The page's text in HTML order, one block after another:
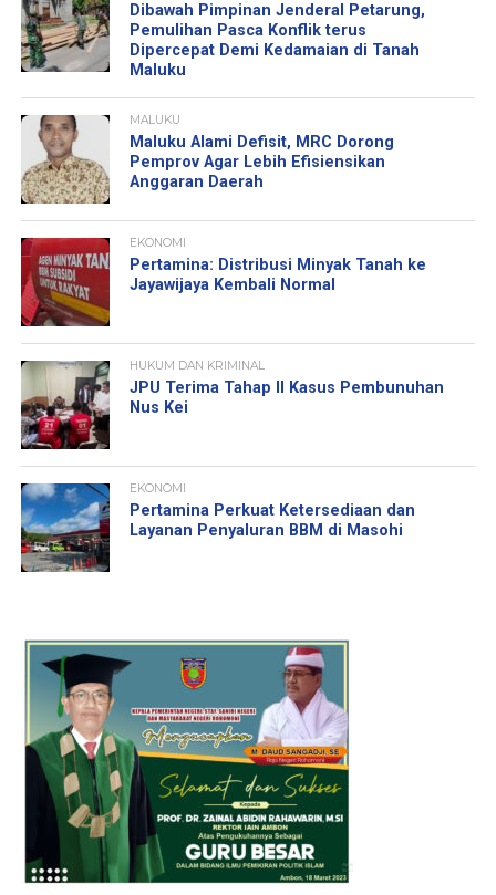
Dibawah Pimpinan Jenderal Petarung,
Pemulihan Pasca Konflik terus
Dipercepat Demi Kedamaian di Tanah
Maluku
MALUKU
Maluku Alami Defisit, MRC Dorong
Pemprov Agar Lebih Efisiensikan
Anggaran Daerah
EKONOMI
Pertamina: Distribusi Minyak Tanah ke
Jayawijaya Kembali Normal
HUKUM DAN KRIMINAL
JPU Terima Tahap II Kasus Pembunuhan
Nus Kei
EKONOMI
Pertamina Perkuat Ketersediaan dan
Layanan Penyaluran BBM di Masohi